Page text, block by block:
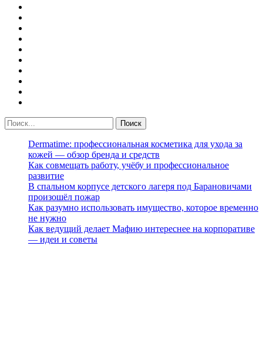
Dermatime: профессиональная косметика для ухода за
кожей — обзор бренда и средств
Как совмещать работу, учёбу и профессиональное
развитие
В спальном корпусе детского лагеря под Барановичами
произошёл пожар
Как разумно использовать имущество, которое временно
не нужно
Как ведущий делает Мафию интереснее на корпоративе
— идеи и советы